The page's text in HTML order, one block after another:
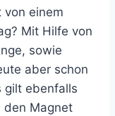
von einem
Mit Hilfe von
sowie
aber schon
gilt ebenfalls
den Magnet